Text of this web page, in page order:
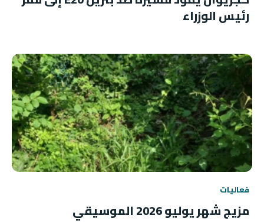
رئيس الوزراء
فعاليات
مزيج شهر يوليو 2026 الموسيقي